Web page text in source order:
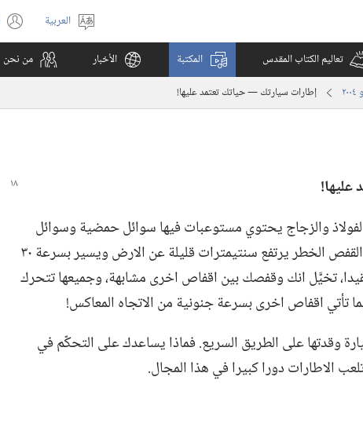
اختر
اللغة
العربية
تعاليم الكتاب المقدس المكتبة الأخبار من نحن
إطارات سيارتك —‏ حياتك تعتمد عليها!‏
والزجاج يحتوي مستوعبات فيها سوائل حمضية وسوائل
سريعة الاشتعال.‏ وتخيَّل ان هذا القفص الخطر يرتفع سنتيمترات قليلة عن الارض ويسير بسرعة ٣٠
تخيَّل انك وقفصك بين اقفاص اخرى مشابهة،‏ وجميعها تتحرك
تأتي اقفاص اخرى بسرعة جنونية من الاتجاه المعاكس!‏
وقدتها على الطريق السريع.‏ فماذا يساعدك على التحكّم في
الاطارات دورا كبيرا في هذا المجال.‏